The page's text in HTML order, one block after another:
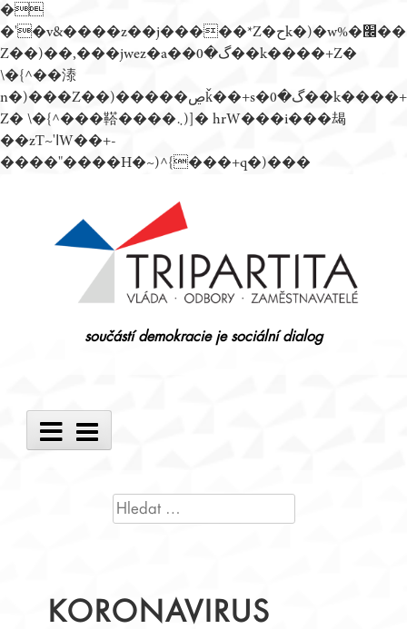
�
�'�v&����z��j�����*Z�حk�)�w%�׬��
Z��)��,���jwez�a��گ�0��k����+Z�
\�{^��溙
n�)���Z��)�����ڝǩ��+s�گ�0��k����+
Z� \�{^���鞳����܆)]� hrW���i���朅
��zƬ~'ߊW��+-
����"����H�~)^{���+q�)���
součástí demokracie je sociální dialog
Main
Menu
VYHLEDÁVÁNÍ
KORONAVIRUS